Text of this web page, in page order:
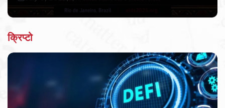
Post
By:
क्रिप्टो